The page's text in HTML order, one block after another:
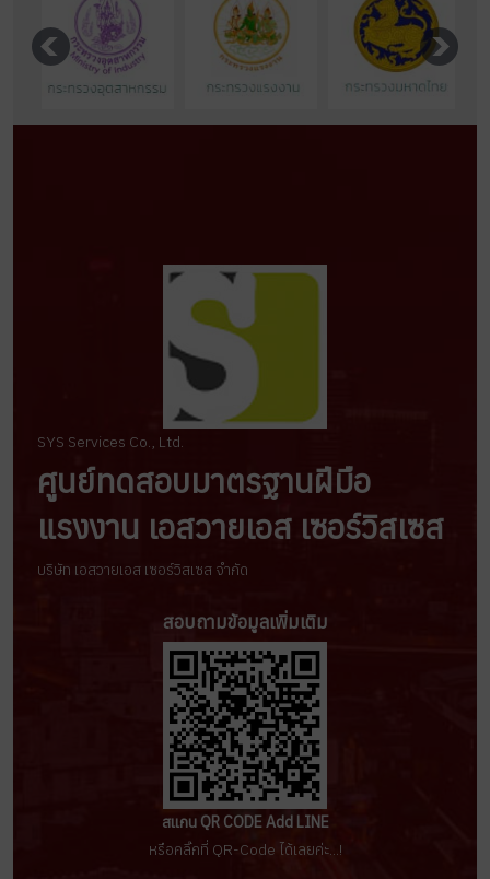
SYS Services Co., Ltd.
ศูนย์ทดสอบมาตรฐานฝีมือ
แรงงาน เอสวายเอส เซอร์วิสเซส
บริษัท เอสวายเอส เซอร์วิสเซส จำกัด
สอบถามข้อมูลเพิ่มเติม
สแกน QR CODE Add LINE
หรือคลิ๊กที่ QR-Code ได้เลยค่ะ...!